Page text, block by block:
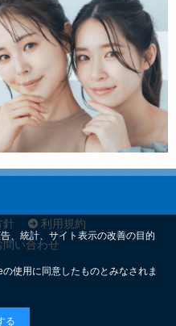
針
利用規約
問い合わせ
、統計、サイト表示の改善の目的
使用に同意したものとみなされま
る